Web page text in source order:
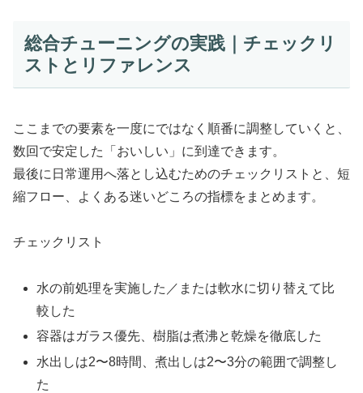
総合チューニングの実践｜チェックリ
ストとリファレンス
ここまでの要素を一度にではなく順番に調整していくと、
数回で安定した「おいしい」に到達できます。
最後に日常運用へ落とし込むためのチェックリストと、短
縮フロー、よくある迷いどころの指標をまとめます。
チェックリスト
水の前処理を実施した／または軟水に切り替えて比
較した
容器はガラス優先、樹脂は煮沸と乾燥を徹底した
水出しは2〜8時間、煮出しは2〜3分の範囲で調整し
た